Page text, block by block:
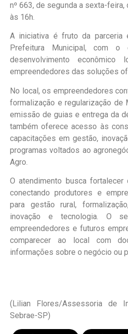
nº 663, de segunda a sexta-
às 16h.
A iniciativa é fruto da parceria
Prefeitura Municipal, com
desenvolvimento
empreendedores das soluções
No local, os empreendedores
formalização e regularização de
emissão de guias e entrega da
também oferece acesso às
capacitações em gestão,
programas voltados ao
Agro.
O atendimento busca fortalecer
conectando produtores e
para gestão rural,
inovação e tecnologia. O
empreendedores e futuros
comparecer ao local com
informações sobre o negócio ou
(Lilian Flores/Assessoria de
Sebrae-SP)